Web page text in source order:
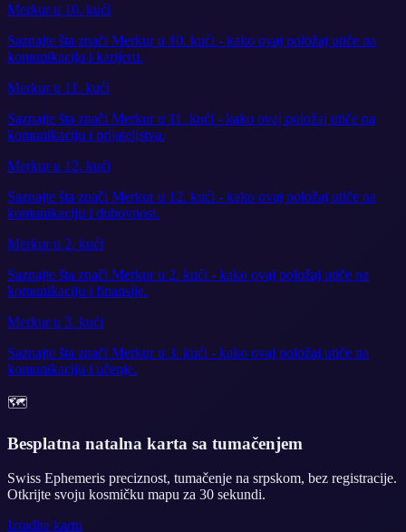
Merkur u 10. kući
Saznajte šta znači Merkur u 10. kući - kako ovaj položaj utiče na
komunikaciju i karijeru.
Merkur u 11. kući
Saznajte šta znači Merkur u 11. kući - kako ovaj položaj utiče na
komunikaciju i prijateljstva.
Merkur u 12. kući
Saznajte šta znači Merkur u 12. kući - kako ovaj položaj utiče na
komunikaciju i duhovnost.
Merkur u 2. kući
Saznajte šta znači Merkur u 2. kući - kako ovaj položaj utiče na
komunikaciju i finansije.
Merkur u 3. kući
Saznajte šta znači Merkur u 3. kući - kako ovaj položaj utiče na
komunikaciju i učenje.
🗺️
Besplatna natalna karta sa tumačenjem
Swiss Ephemeris preciznost, tumačenje na srpskom, bez registracije.
Otkrijte svoju kosmičku mapu za 30 sekundi.
Izradite kartu